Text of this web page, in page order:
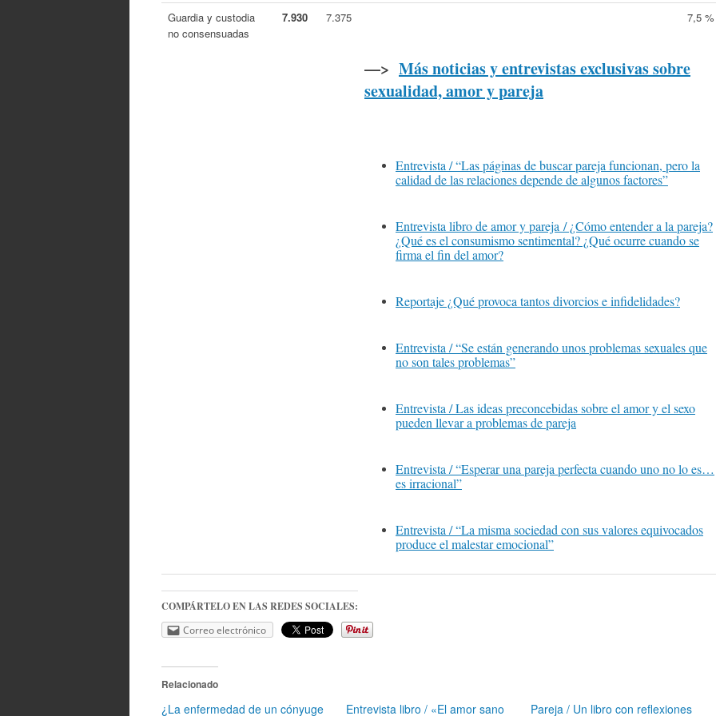
Guardia y custodia
no consensuadas
7.930 7.375 7,5 %
—> Más noticias y entrevistas exclusivas sobre
sexualidad, amor y pareja
Entrevista / “Las páginas de buscar pareja funcionan, pero la
calidad de las relaciones depende de algunos factores”
Entrevista libro de amor y pareja / ¿Cómo entender a la pareja?
¿Qué es el consumismo sentimental? ¿Qué ocurre cuando se
firma el fin del amor?
Reportaje ¿Qué provoca tantos divorcios e infidelidades?
Entrevista / “Se están generando unos problemas sexuales que
no son tales problemas”
Entrevista / Las ideas preconcebidas sobre el amor y el sexo
pueden llevar a problemas de pareja
Entrevista / “Esperar una pareja perfecta cuando uno no lo es…
es irracional”
Entrevista / “La misma sociedad con sus valores equivocados
produce el malestar emocional”
COMPÁRTELO EN LAS REDES SOCIALES:
Correo electrónico
Relacionado
¿La enfermedad de un cónyuge Entrevista libro / «El amor sano Pareja / Un libro con reflexiones